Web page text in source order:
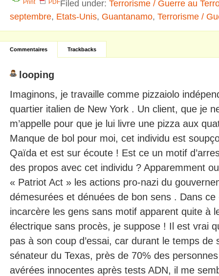
Print PDFFiled under: Terrorisme / Guerre au
septembre, Etats-Unis, Guantanamo, Terrorisme /
Commentaires Trackbacks
looping
Imaginons, je travaille comme pizzaiolo
quartier italien de New York . Un client, que je
m’appelle pour que je lui livre une pizza aux
Manque de bol pour moi, cet individu est
Qaïda et est sur écoute ! Est ce un motif
des propos avec cet individu ? Apparemment
« Patriot Act » les actions pro-nazi du
démesurées et dénuées de bon sens . Dans
incarcère les gens sans motif apparent quite à
électrique sans procès, je suppose ! Il est vrai
pas à son coup d’essai, car durant le temps de
sénateur du Texas, près de 70% des
avérées innocentes après tests ADN, il me